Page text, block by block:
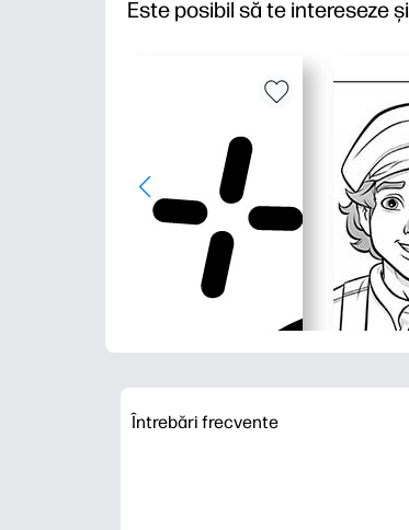
Este posibil să te intereseze și
Întrebări frecvente